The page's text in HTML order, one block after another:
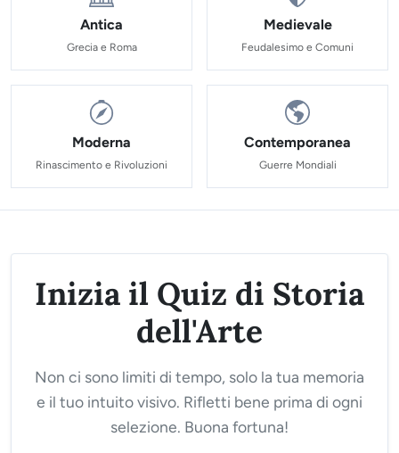
Antica
Grecia e Roma
Medievale
Feudalesimo e Comuni
Moderna
Rinascimento e Rivoluzioni
Contemporanea
Guerre Mondiali
Inizia il Quiz di Storia
dell'Arte
Non ci sono limiti di tempo, solo la tua memoria
e il tuo intuito visivo. Rifletti bene prima di ogni
selezione. Buona fortuna!